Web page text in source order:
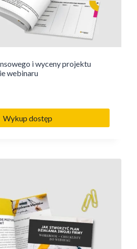
i wyceny projektu
webinaru
Wykup dostęp